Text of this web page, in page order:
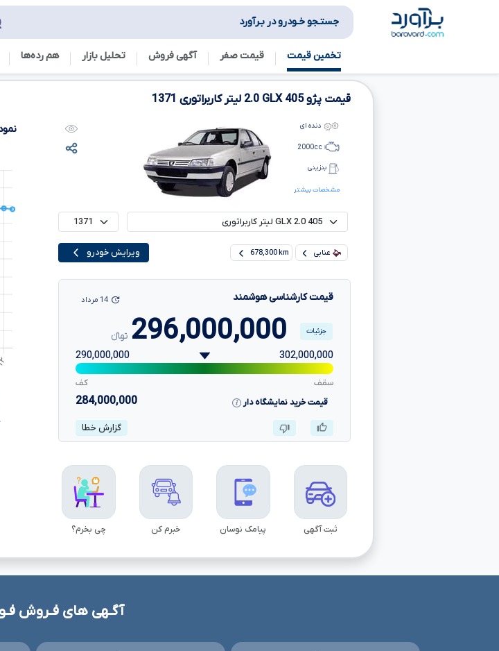
جستـجو خـودرو در بـرآورد
تخمین قیمت قیمت صفر آگهی فروش تحلیل بازار هم رده‌ها‌
قیمت پژو405
GLX
2.0 لیتر کاربراتوری 1371
مشخصات بیشتر
دنده ای
2000cc
بنزینی
عنابی 678,300 km ویرایش خودرو
قیمت کارشناسی هوشمند
296,000,000 تومانءءء
14 مرداد
جزئیات
302,000,000
290,000,000
سقف
کف
قیمت خرید نمایشگاه دار
284,000,000
گزارش خطا
ثبت آگهی پیامک نوسان خبرم کن چی بخرم؟
آگـهی های فـروش